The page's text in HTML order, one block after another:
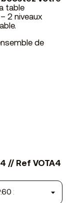
table
2 niveaux
de
// Ref VOTA4